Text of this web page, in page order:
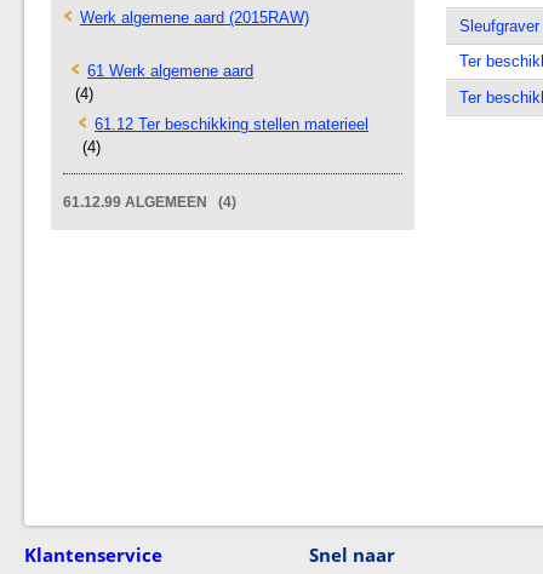
Werk algemene aard (2015RAW)
61 Werk algemene aard
(4)
61.12 Ter beschikking stellen materieel
(4)
61.12.99 ALGEMEEN (4)
Sleufgraver
Ter
Ter
Klantenservice Snel naar